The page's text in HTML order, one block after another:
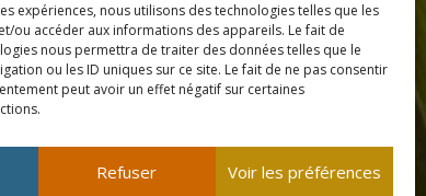
expériences, nous utilisons des technologies telles que les
ou accéder aux informations des appareils. Le fait de
nous permettra de traiter des données telles que le
ou les ID uniques sur ce site. Le fait de ne pas consentir
peut avoir un effet négatif sur certaines
Refuser Voir les préférences
Téléphone : (450) 451-5203
Direction générale :
dir@tressaintredempteur.ca
Administration générale :
recep@tressaintredempteur.ca